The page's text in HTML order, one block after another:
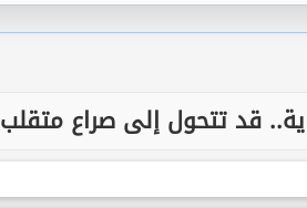
قد تتحول إلى صراع